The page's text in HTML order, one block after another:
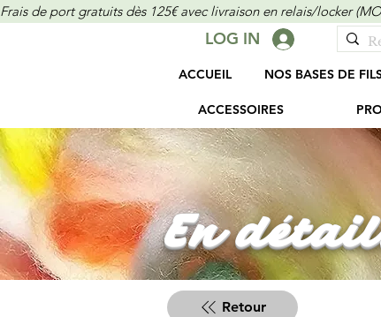
Frais de port gratuits dès 125€ avec livraison en relais/locker
LOG IN
ACCUEIL NOS BASES DE
ACCESSOIRES
En
Retour